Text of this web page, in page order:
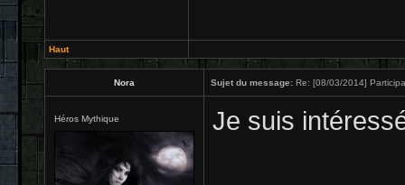
Haut
Nora Sujet du message: Re: [08/03/2014]
Héros Mythique Je suis